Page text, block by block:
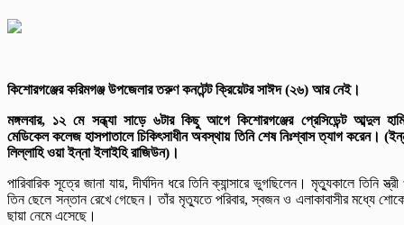
কিশোরগঞ্জের করিমগঞ্জ উপজেলার তরুণ কনটেন্ট ক্রিয়েটর সাঈদ (২৬) আর নেই।
মঙ্গলবার, ১২ মে সন্ধ্যা সাড়ে ৬টার কিছু আগে কিশোরগঞ্জের প্রেসিডেন্ট আব্দুল
মেডিকেল কলেজ হাসপাতালে চিকিৎসাধীন অবস্থায় তিনি শেষ নিঃশ্বাস ত্যাগ করেন।
লিল্লাহি ওয়া ইন্না ইলাইহি রাজিউন)।
পারিবারিক সূত্রে জানা যায়, দীর্ঘদিন ধরে তিনি ক্যান্সারে ভুগছিলেন। মৃত্যুকালে তিনি
তিন ছেলে সন্তান রেখে গেছেন। তাঁর মৃত্যুতে পরিবার, স্বজন ও এলাকাবাসীর মধ্যে
ছায়া নেমে এসেছে।